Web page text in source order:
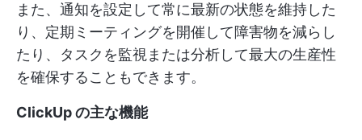
また、通知を設定して常に最新の状態を維持した
り、定期ミーティングを開催して障害物を減らし
たり、タスクを監視または分析して最大の生産性
を確保することもできます。
ClickUp の主な機能